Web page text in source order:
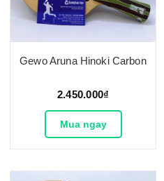
Gewo Aruna Hinoki Carbon
2.450.000₫
Mua ngay